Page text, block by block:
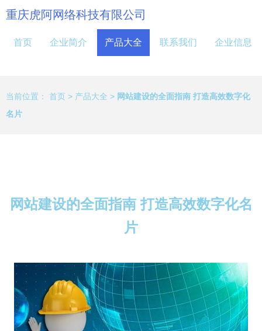
重庆虎阿网络科技有限公司
首页 企业简介 产品大全 联系我们 企业信息
当前位置： 首页 > 产品大全 > 网站建设的全面指南 打造高效数字化
名片
网站建设的全面指南 打造高效数字化名
片